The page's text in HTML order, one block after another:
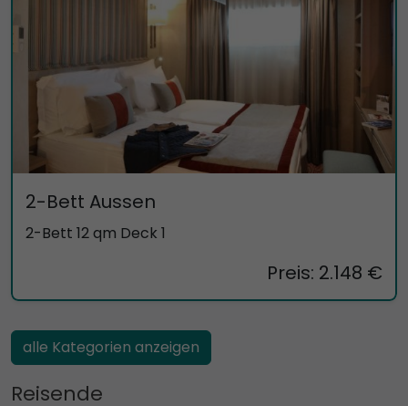
2-Bett Aussen
2-Bett 12 qm Deck 1
Preis: 2.148 €
alle Kategorien anzeigen
Reisende